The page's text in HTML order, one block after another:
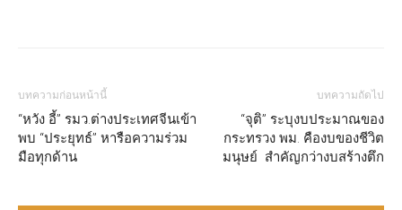
บทความก่อนหน้านี้
“หวัง อี้” รมว.ต่างประเทศจีนเข้า
พบ “ประยุทธ์” หารือความร่วม
มือทุกด้าน
บทความถัดไป
“จุติ” ระบุงบประมาณของ
กระทรวง พม. คืองบของชีวิต
มนุษย์ สำคัญกว่างบสร้างตึก